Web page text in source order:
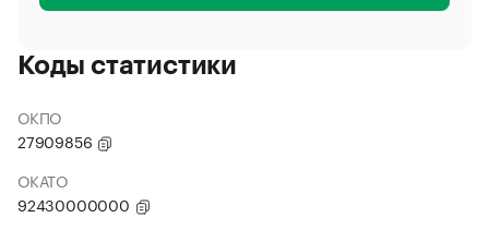
Коды статистики
ОКПО
27909856
ОКАТО
92430000000